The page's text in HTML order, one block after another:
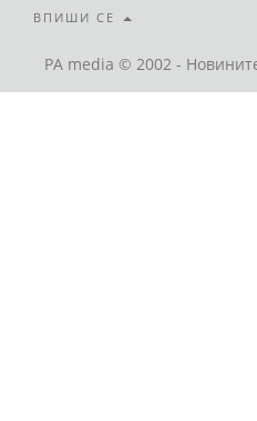
ВПИШИ СЕ
PA media © 2002 -